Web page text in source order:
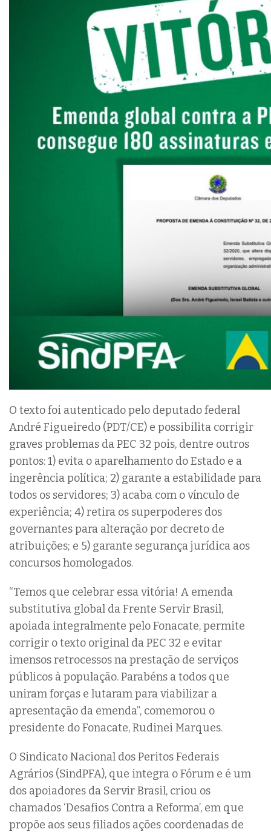
O texto foi autenticado pelo deputado federal
André Figueiredo (PDT/CE) e possibilita corrigir
graves problemas da PEC 32 pois, dentre outros
pontos: 1) evita o aparelhamento do Estado e a
ingerência política; 2) garante a estabilidade para
todos os servidores; 3) acaba com o vínculo de
experiência; 4) retira os superpoderes dos
governantes para alteração por decreto de
atribuições; e 5) garante segurança jurídica aos
concursos homologados.
“Temos que celebrar essa vitória! A emenda
substitutiva global da Frente Servir Brasil,
apoiada integralmente pelo Fonacate, permite
corrigir o texto original da PEC 32 e evitar
imensos retrocessos na prestação de serviços
públicos à população. Parabéns a todos que
uniram forças e lutaram para viabilizar a
apresentação da emenda”, comemorou o
presidente do Fonacate, Rudinei Marques.
O Sindicato Nacional dos Peritos Federais
Agrários (SindPFA), que integra o Fórum e é um
dos apoiadores da Servir Brasil, criou os
chamados ‘Desafios Contra a Reforma’, em que
propõe aos seus filiados ações coordenadas de